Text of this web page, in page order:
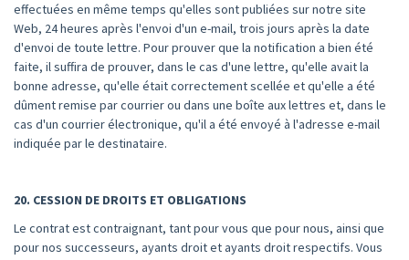
effectuées en même temps qu'elles sont publiées sur notre site
Web, 24 heures après l'envoi d'un e-mail, trois jours après la date
d'envoi de toute lettre. Pour prouver que la notification a bien été
faite, il suffira de prouver, dans le cas d'une lettre, qu'elle avait la
bonne adresse, qu'elle était correctement scellée et qu'elle a été
dûment remise par courrier ou dans une boîte aux lettres et, dans le
cas d'un courrier électronique, qu'il a été envoyé à l'adresse e-mail
indiquée par le destinataire.
20. CESSION DE DROITS ET OBLIGATIONS
Le contrat est contraignant, tant pour vous que pour nous, ainsi que
pour nos successeurs, ayants droit et ayants droit respectifs. Vous